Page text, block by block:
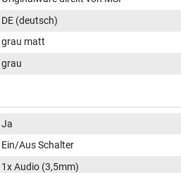
DE (deutsch)
grau matt
grau
Ja
Ein/Aus Schalter
1x Audio (3,5mm)